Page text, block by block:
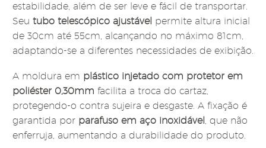
estabilidade, além de ser leve e fácil de transportar.
Seu tubo telescópico ajustável permite altura inicial
de 30cm até 55cm, alcançando no máximo 81cm,
adaptando-se a diferentes necessidades de exibição.
A moldura em plástico injetado com protetor em
poliéster 0,30mm facilita a troca do cartaz,
protegendo-o contra sujeira e desgaste. A fixação é
garantida por parafuso em aço inoxidável, que não
enferruja, aumentando a durabilidade do produto.